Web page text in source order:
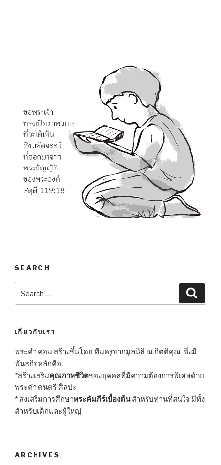
SEARCH
เกี่ยวกับเรา
พระคำ.คอม สร้างขึ้นโดย ทีมครูจากมูลนิธิ ณ กิตติคุณ ซึ่งมี
พันธกิจหลักคือ
*สร้างเสริมคุณภาพชีวิตของบุคคลที่มีความต้องการพิเศษด้วย
พระคำ ดนตรี ศิลปะ
* ส่งเสริมการศึกษาพระคัมภีร์เบื้องต้นสำหรับท่านที่สนใจ มีทั้ง
สำหรับเด็กและผู้ใหญ่
ARCHIVES